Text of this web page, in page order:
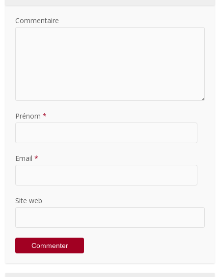
Commentaire
Prénom *
Email *
Site web